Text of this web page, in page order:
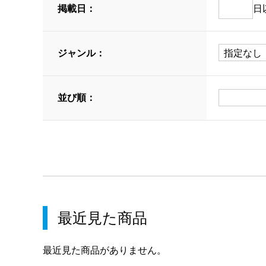
掲載日： 日
ジャンル：
並び順：
最近見た商品
最近見た商品がありません。